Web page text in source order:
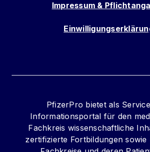
Impressum &
PfizerPro bietet als
Informationsportal für den
Fachkreis wissenschaftliche
zertifizierte Fortbildungen